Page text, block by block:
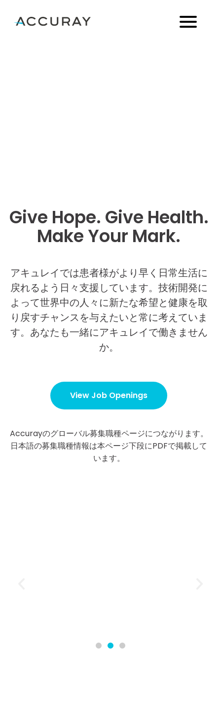
Give Hope. Give Health.
Make Your Mark.
アキュレイでは患者様がより早く日常生活に
戻れるよう日々支援しています。技術開発に
よって世界中の人々に新たな希望と健康を取
り戻すチャンスを与えたいと常に考えていま
す。あなたも一緒にアキュレイで働きません
か。
View Job Openings
Accurayのグローバル募集職種ページにつながります。
日本語の募集職種情報は本ページ下段にPDFで掲載して
います。